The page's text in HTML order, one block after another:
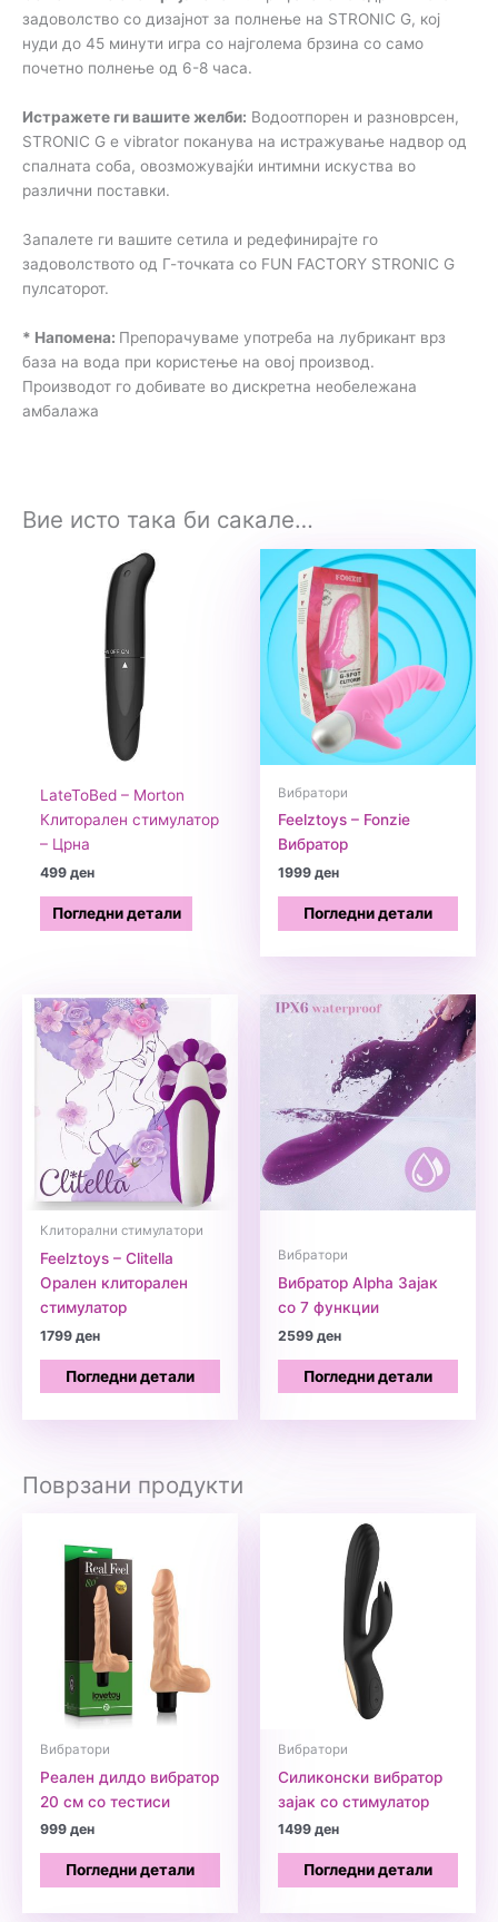
задоволство со дизајнот за полнење на STRONIC G, кој
нуди до 45 минути игра со најголема брзина со само
почетно полнење од 6-8 часа.
Истражете ги вашите желби: Водоотпорен и разноврсен,
STRONIC G е vibrator поканува на истражување надвор од
спалната соба, овозможувајќи интимни искуства во
различни поставки.
Запалете ги вашите сетила и редефинирајте го
задоволството од Г-точката со FUN FACTORY STRONIC G
пулсаторот.
* Напомена: Препорачуваме употреба на лубрикант врз
база на вода при користење на овој производ.
Производот го добивате во дискретна необележана
амбалажа
Вие исто така би сакале…
LateToBed – Morton
Клиторален стимулатор
– Црна
499ден
Погледни детали
Вибратори
Feelztoys – Fonzie
Вибратор
1999ден
Погледни детали
Клиторални стимулатори
Feelztoys – Clitella
Орален клиторален
стимулатор
1799ден
Погледни детали
Вибратори
Вибратор Alpha Зајак
со 7 функции
2599ден
Погледни детали
Поврзани продукти
Вибратори
Реален дилдо вибратор
20 см со тестиси
999ден
Погледни детали
Вибратори
Силиконски вибратор
зајак со стимулатор
1499ден
Погледни детали